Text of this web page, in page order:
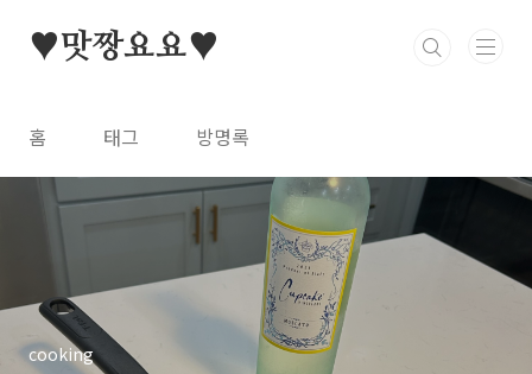
♥맛짱요요♥
홈 태그 방명록
cooking